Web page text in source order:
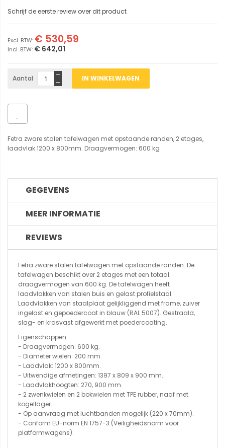
Schrijf de eerste review over dit product
€ 642,01
€ 530,59
Aantal IN WINKELWAGEN
Fetra zware stalen tafelwagen met opstaande randen, 2 etages,
laadvlak 1200 x 800mm. Draagvermogen: 600 kg
GEGEVENS
MEER INFORMATIE
REVIEWS
Fetra zware stalen tafelwagen met opstaande randen. De
tafelwagen beschikt over 2 etages met een totaal
draagvermogen van 600 kg. De tafelwagen heeft
laadvlakken van stalen buis en gelast profielstaal.
Laadvlakken van staalplaat gelijkliggend met frame, zuiver
ingelast en gepoedercoat in blauw (RAL 5007). Gestraald,
slag- en krasvast afgewerkt met poedercoating.
Eigenschappen:
- Draagvermogen: 600 kg.
- Diameter wielen: 200 mm.
- Laadvlak: 1200 x 800mm.
- Uitwendige afmetingen: 1397 x 809 x 900 mm.
- Laadvlakhoogten: 270, 900 mm.
- 2 zwenkwielen en 2 bokwielen met TPE rubber, naaf met
kogellager.
- Op aanvraag met luchtbanden mogelijk (220 x 70mm).
- Conform EU-norm EN 1757-3 (Veiligheidsnorm voor
platformwagens).